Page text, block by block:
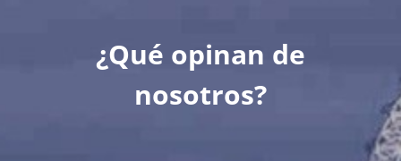
¿Qué opinan de
nosotros?